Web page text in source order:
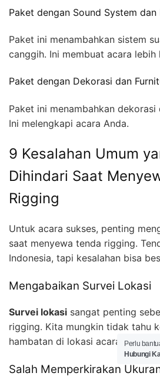
Paket dengan Sound System dan
Paket ini menambahkan sistem
canggih. Ini membuat acara lebih
Paket dengan Dekorasi dan
Paket ini menambahkan
Ini melengkapi acara Anda.
9 Kesalahan Umum
Dihindari Saat
Rigging
Untuk acara sukses, penting
saat menyewa tenda rigging.
Indonesia, tapi kesalahan bisa
Mengabaikan Survei Lokasi
Survei lokasi sangat penting
rigging. Kita mungkin tidak tahu
hambatan di lokasi acara.
Salah Memperkirakan
Perlu
Hubungi